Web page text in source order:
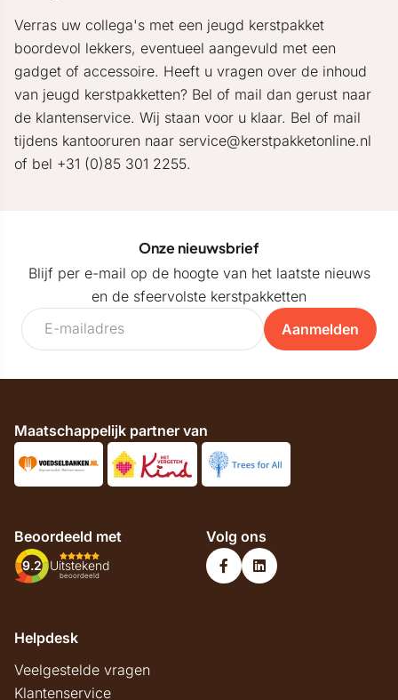
Verras uw collega's met een jeugd kerstpakket
boordevol lekkers, eventueel aangevuld met een
gadget of accessoire. Heeft u vragen over de inhoud
van jeugd kerstpakketten? Bel of mail dan gerust naar
de klantenservice. Wij staan voor u klaar. Bel of mail
tijdens kantooruren naar service@kerstpakketonline.nl
of bel +31 (0)85 301 2255.
Onze nieuwsbrief
Blijf per e-mail op de hoogte van het laatste nieuws
en de sfeervolste kerstpakketten
Aanmelden
Maatschappelijk partner van
Beoordeeld met
9.2 Uitstekend
beoordeeld
Volg ons
Helpdesk
Veelgestelde vragen
Klantenservice